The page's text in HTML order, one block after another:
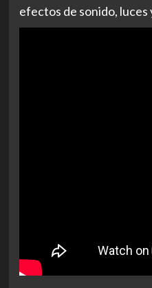
efectos de sonido, luces